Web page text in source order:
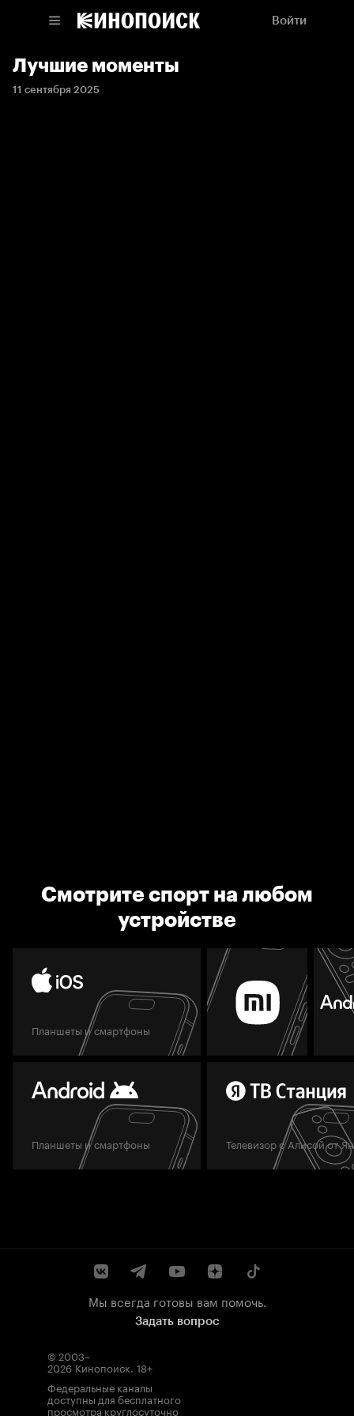
Войти
Лучшие моменты
11 сентября 2025
Смотрите спорт на любом
устройстве
Планшеты и смартфоны
Планшеты и смартфоны Телевизор с Алисой от
Мы всегда готовы вам помочь.
Задать вопрос
© 2003–
2026 Кинопоиск. 18+
Федеральные каналы
доступны для бесплатного
просмотра круглосуточно